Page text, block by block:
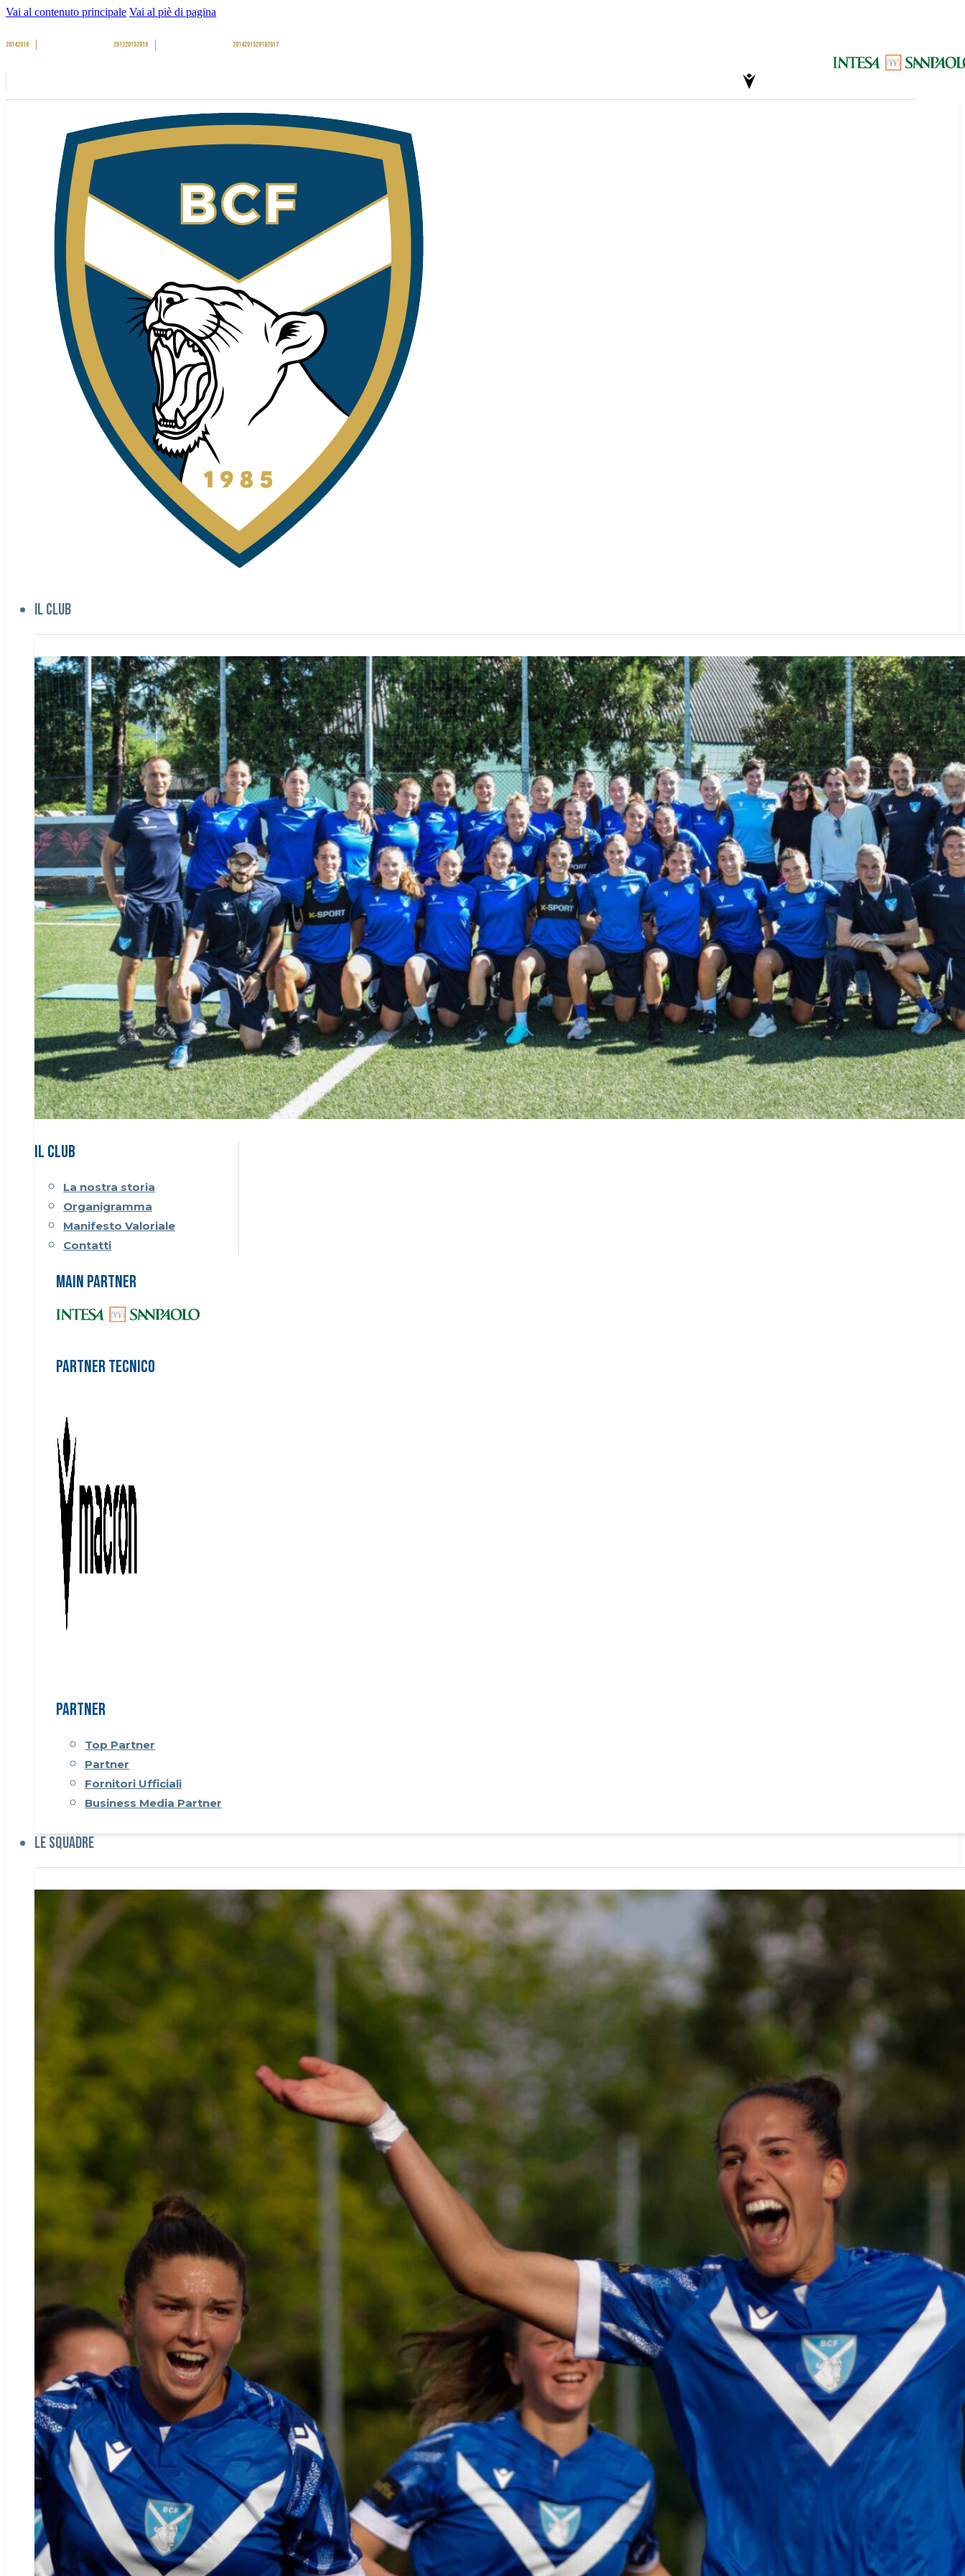
Vai al contenuto principale Vai al piè di pagina
20142016 201220152016 2014201520162017
Il club
Il CLUB
La nostra storia
Organigramma
Manifesto Valoriale
Contatti
Main Partner
Partner Tecnico
Partner
Top Partner
Partner
Fornitori Ufficiali
Business Media Partner
Le Squadre